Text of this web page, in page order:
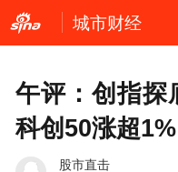
城市财经
午评：创指探
科创50涨超
股市直击